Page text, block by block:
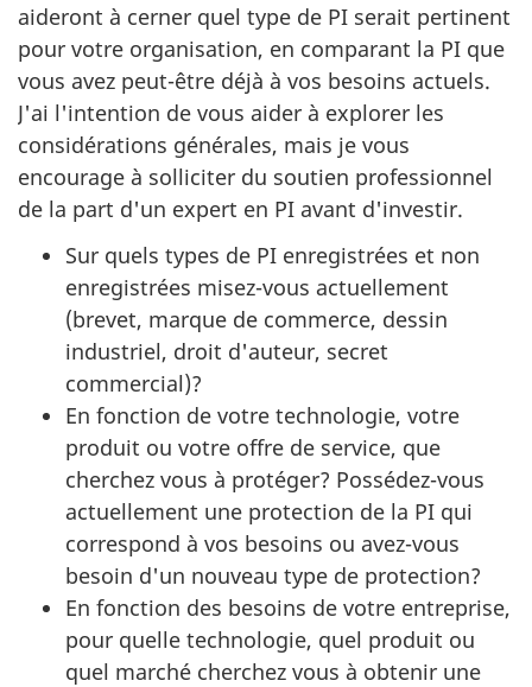
aideront à cerner quel type de PI serait pertinent
pour votre organisation, en comparant la PI que
vous avez peut-être déjà à vos besoins actuels.
J'ai l'intention de vous aider à explorer les
considérations générales, mais je vous
encourage à solliciter du soutien professionnel
de la part d'un expert en PI avant d'investir.
Sur quels types de PI enregistrées et non
enregistrées misez-vous actuellement
(brevet, marque de commerce, dessin
industriel, droit d'auteur, secret
commercial)?
En fonction de votre technologie, votre
produit ou votre offre de service, que
cherchez vous à protéger? Possédez-vous
actuellement une protection de la PI qui
correspond à vos besoins ou avez-vous
besoin d'un nouveau type de protection?
En fonction des besoins de votre entreprise,
pour quelle technologie, quel produit ou
quel marché cherchez vous à obtenir une